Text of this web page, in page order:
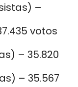
–
votos
– 35.820
– 35.567